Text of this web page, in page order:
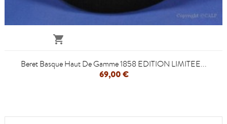

Beret Basque Haut De Gamme 1858 EDITION LIMITEE...
69,00 €